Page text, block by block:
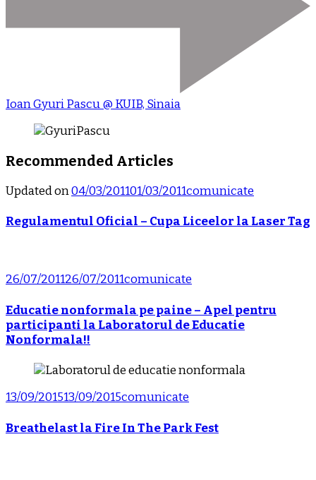
Ioan Gyuri Pascu @ KUIB, Sinaia
Recommended Articles
Updated on04/03/201101/03/2011comunicate
Regulamentul Oficial – Cupa Liceelor la Laser Tag
26/07/201126/07/2011comunicate
Educatie nonformala pe paine – Apel pentru
participanti la Laboratorul de Educatie
Nonformala!!
13/09/201513/09/2015comunicate
Breathelast la Fire In The Park Fest